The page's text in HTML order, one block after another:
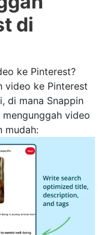
di
ke Pinterest?
video ke Pinterest
di mana Snappin
video
mudah: